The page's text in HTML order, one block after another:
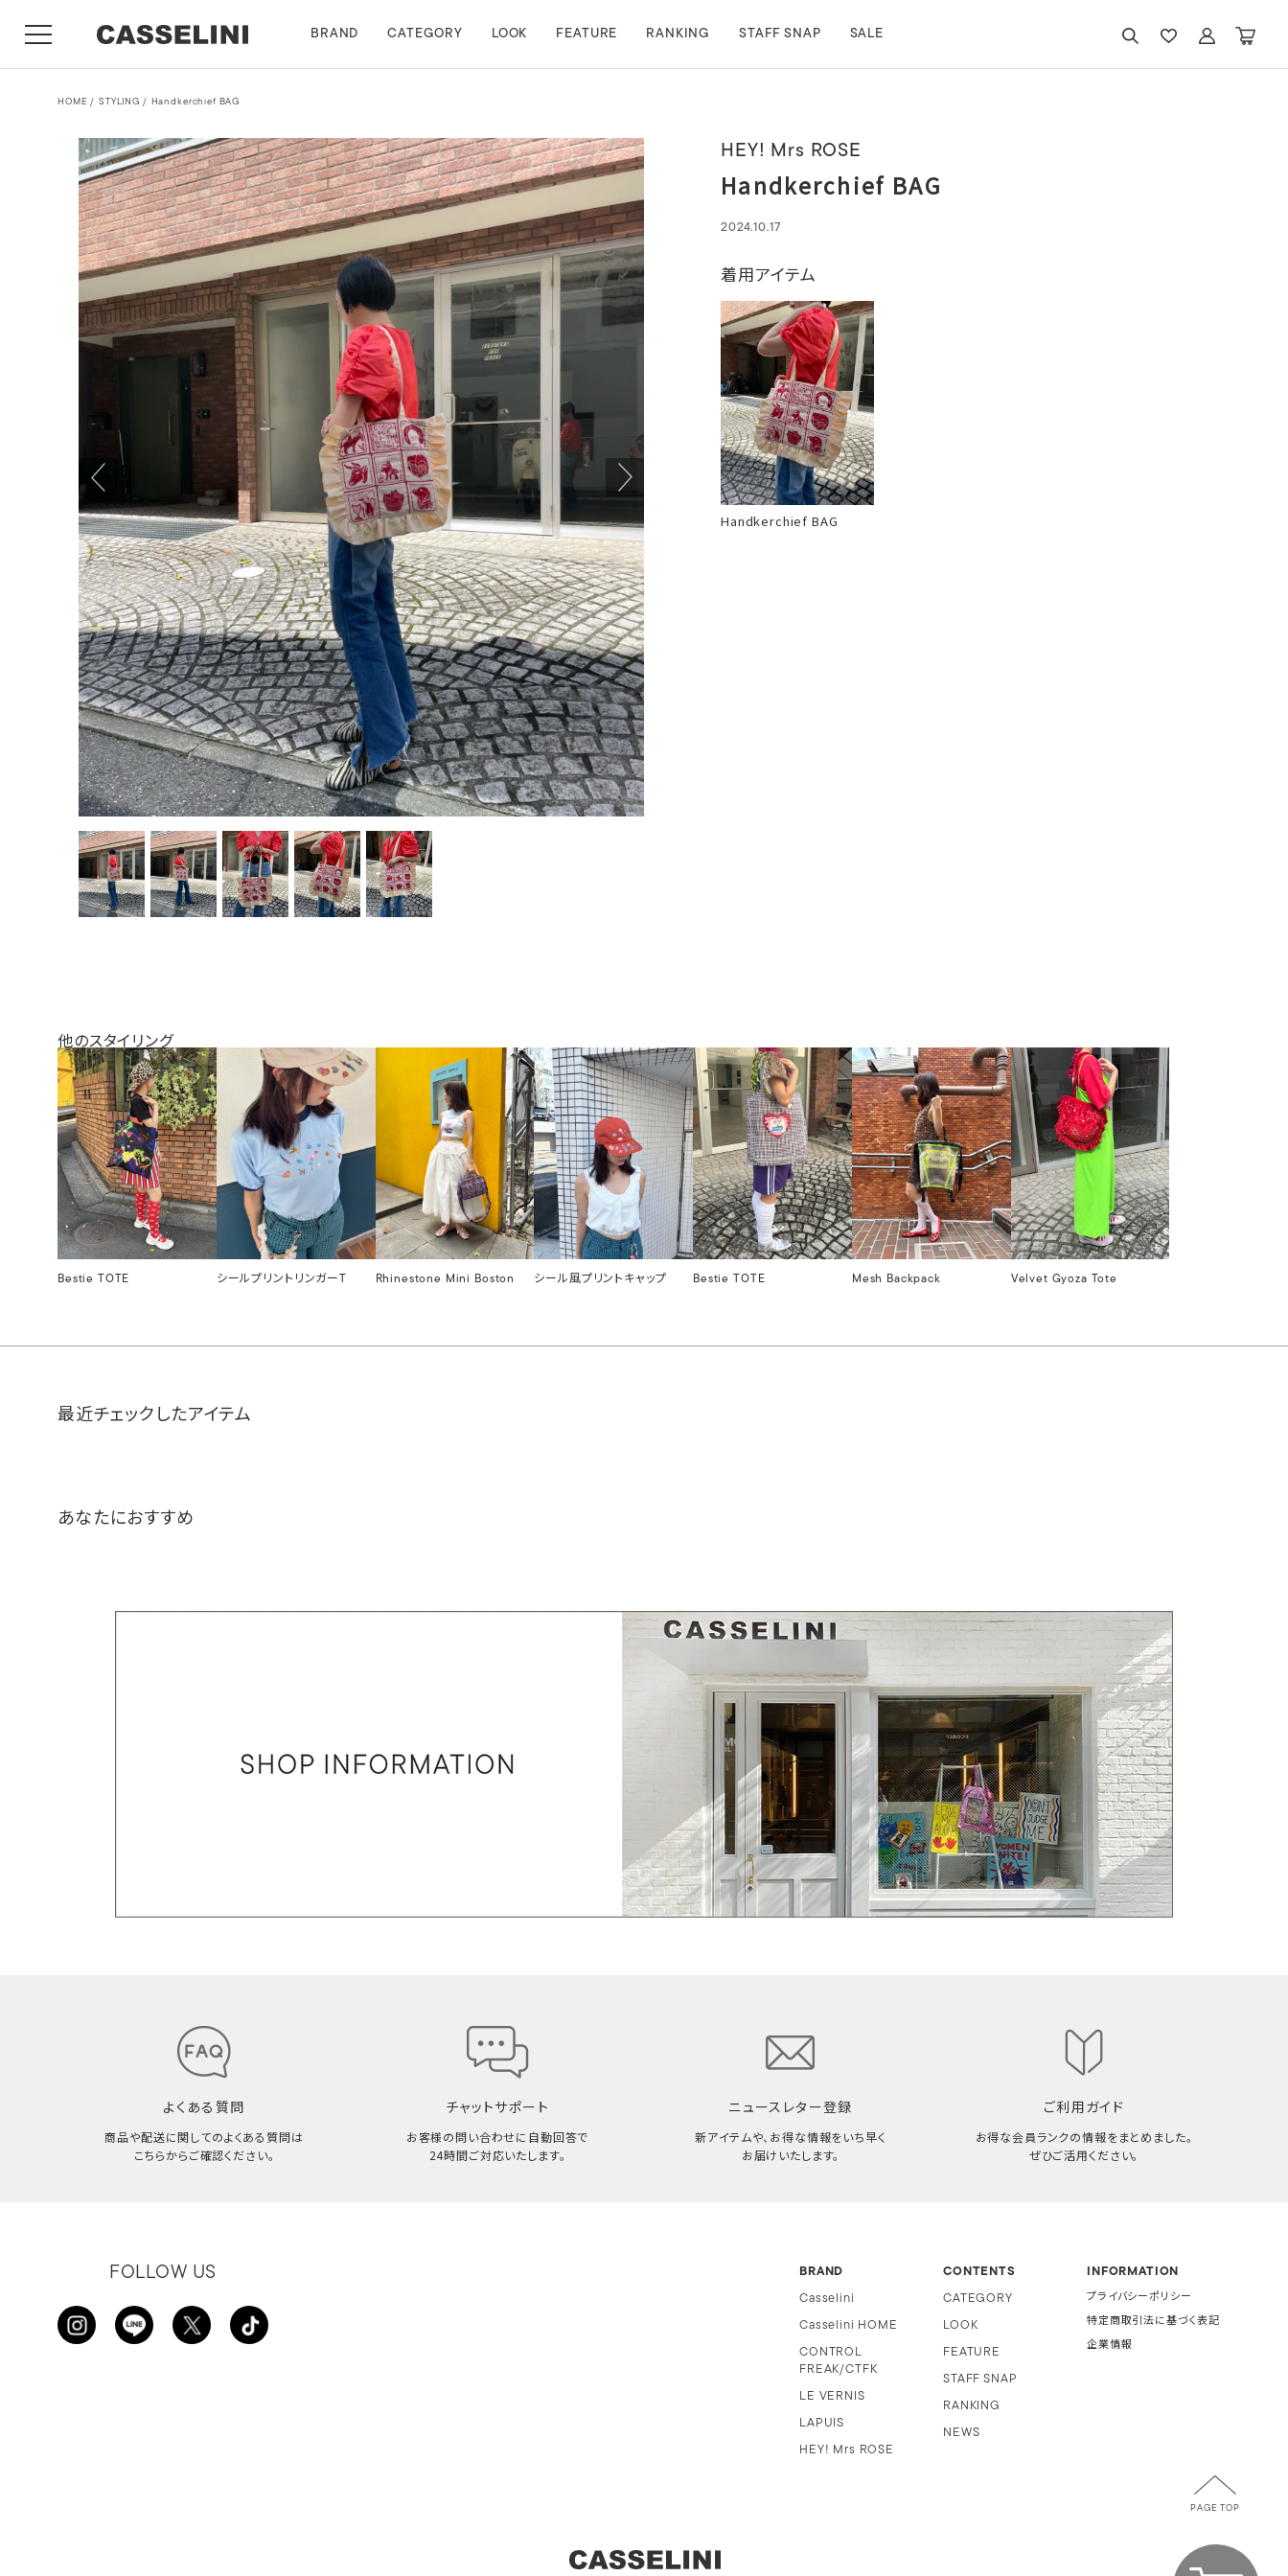
BRAND CATEGORY LOOK FEATURE RANKING STAFF SNAP SALE
HOME STYLING Handkerchief BAG
HEY! Mrs ROSE
Handkerchief BAG
2024.10.17
着用アイテム
Handkerchief BAG
他のスタイリング
Bestie TOTE シールプリントリンガーT Rhinestone Mini Boston シール風プリントキャップ Bestie TOTE Mesh Backpack Velvet Gyoza Tote
最近チェックしたアイテム
あなたにおすすめ
よくある質問
商品や配送に関してのよくある質問は
こちらからご確認ください。
チャットサポート
お客様の問い合わせに自動回答で
24時間ご対応いたします。
ニュースレター登録
新アイテムや、お得な情報をいち早く
お届けいたします。
ご利用ガイド
お得な会員ランクの情報をまとめました。
ぜひご活用ください。
FOLLOW US BRAND
Casselini
Casselini HOME
CONTROL
FREAK/CTFK
LE VERNIS
LAPUIS
HEY! Mrs ROSE
CONTENTS
CATEGORY
LOOK
FEATURE
STAFF SNAP
RANKING
NEWS
INFORMATION
プライバシーポリシー
特定商取引法に基づく表記
企業情報
PAGE TOP